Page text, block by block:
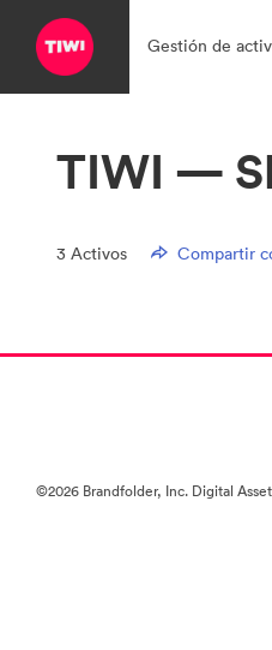
Gestión de
TIWI —
3 Activos Compartir
©2026 Brandfolder, Inc. Digital